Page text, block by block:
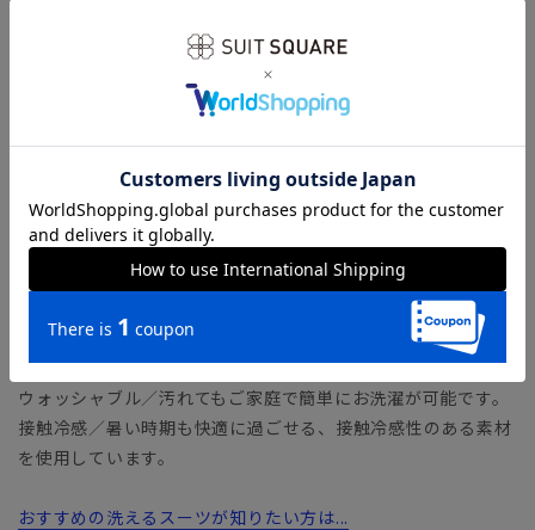
「MODERN CLASSIC MODEL（モダンクラシック・モデ
リエステルよりも細い糸を使用し、軽やか＆ウールのようなハ
リ感のある風合いに仕上げました。着用した際にひんやり感じ
る接触冷感性を持ち、不快感を軽減。グッと伸びる2WAYスト
レッチやウォッシャブル性も備えた、機能も盛りだくさんなフ
【機能】
ウォッシャブル／汚れてもご家庭で簡単にお洗濯が可能です。
接触冷感／暑い時期も快適に過ごせる、接触冷感性のある素材
を使用しています。
おすすめの洗えるスーツが知りたい方は...